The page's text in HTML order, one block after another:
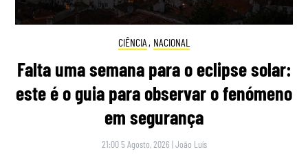
CIÊNCIA , NACIONAL
Falta uma semana para o eclipse solar:
este é o guia para observar o fenómeno
em segurança
21:00 5 Agosto, 2026 |João Luís